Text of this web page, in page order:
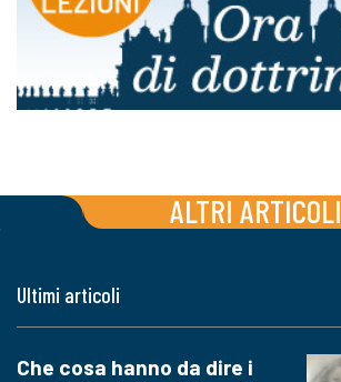
ALTRI ARTICOLI
Ultimi articoli
Che cosa hanno da dire i